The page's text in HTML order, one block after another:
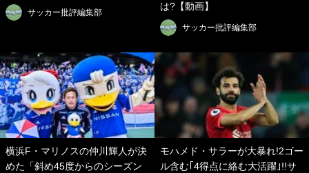
サッカー批評編集部
は?【動画】
サッカー批評編集部
横浜F・マリノスの仲川輝人が決
めた「斜め45度からのシーズン
モハメド・サラーが大暴れ!2ゴー
ル含む｢4得点に絡む大活躍｣!!サ